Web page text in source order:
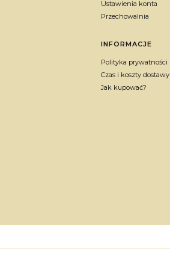
Ustawienia konta
Przechowalnia
INFORMACJE
Polityka prywatności
Czas i koszty dostawy
Jak kupować?